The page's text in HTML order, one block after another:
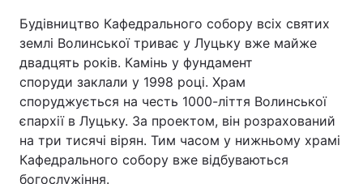
Будівництво Кафедрального собору всіх святих
землі Волинської триває у Луцьку вже майже
двадцять років. Камінь у фундамент
споруди заклали у 1998 році. Храм
споруджується на честь 1000-ліття Волинської
єпархії в Луцьку. За проектом, він розрахований
на три тисячі вірян. Тим часом у нижньому храмі
Кафедрального собору вже відбуваються
богослужіння.